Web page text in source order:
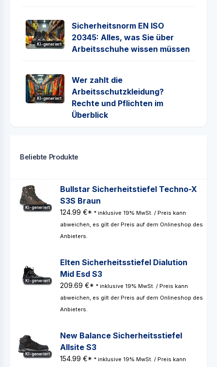
KI-generiert
Sicherheitsnorm EN ISO
20345: Alles, was Sie über
Arbeitsschuhe wissen müssen
KI-generiert
Wer zahlt die
Arbeitsschutzkleidung?
Rechte und Pflichten im
Überblick
Beliebte Produkte
KI-generiert
Bullstar Sicherheitstiefel Techno-X
S3S Braun
124.99 €* * inklusive 19% MwSt. / Preis kann
abweichen, es gilt der Preis auf dem Onlineshop des
Anbieters.
KI-generiert
Elten Sicherheitsstiefel Dialution
Mid Esd S3
209.69 €* * inklusive 19% MwSt. / Preis kann
abweichen, es gilt der Preis auf dem Onlineshop des
Anbieters.
KI-generiert
New Balance Sicherheitsstiefel
Allsite S3
154.99 €* * inklusive 19% MwSt. / Preis kann